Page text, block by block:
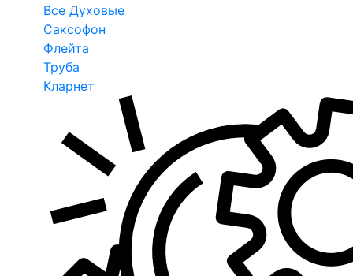
Все Духовые
Саксофон
Флейта
Труба
Кларнет